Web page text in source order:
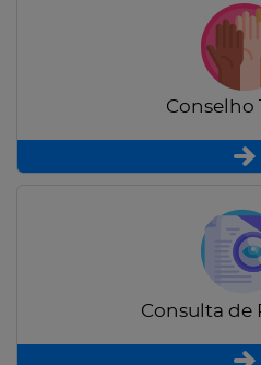
Conselho
Consulta de